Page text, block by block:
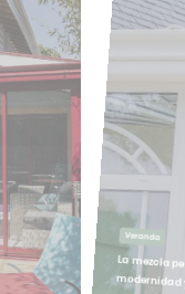
La mezcla
modernidad
Veranda